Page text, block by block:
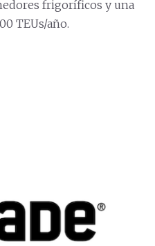
frigoríficos y una
TEUs/año.